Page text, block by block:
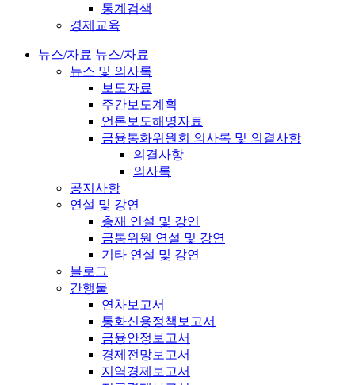
통계검색
경제교육
뉴스/자료 뉴스/자료
뉴스 및 의사록
보도자료
주간보도계획
언론보도해명자료
금융통화위원회 의사록 및 의결사항
의결사항
의사록
공지사항
연설 및 강연
총재 연설 및 강연
금통위원 연설 및 강연
기타 연설 및 강연
블로그
간행물
연차보고서
통화신용정책보고서
금융안정보고서
경제전망보고서
지역경제보고서